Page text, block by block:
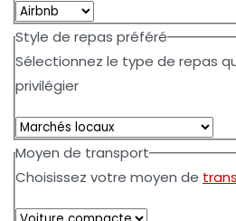
Style de repas préféré
Sélectionnez le type de repas
privilégier
Moyen de transport
Choisissez votre moyen de